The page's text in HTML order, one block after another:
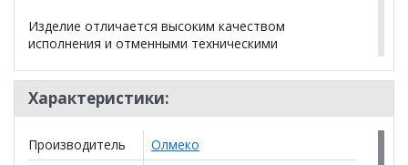
Изделие отличается высоким качеством
исполнения и отменными техническими
материалы характеризуются экологической
безопасностью и износостойкостью.
Вес и габарит упаковки: 83 кг, 0,1 м.куб.
Характеристики:
Производитель
Олмеко